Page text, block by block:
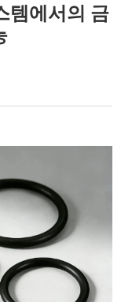
템에서의 금